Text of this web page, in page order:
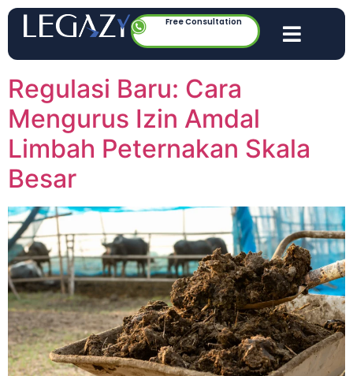
Free Consultation
Regulasi Baru: Cara
Mengurus Izin Amdal
Limbah Peternakan Skala
Besar